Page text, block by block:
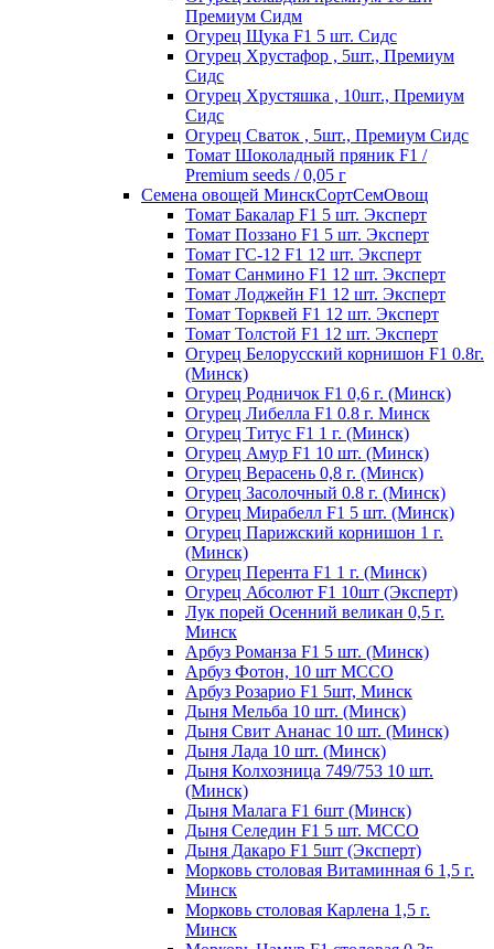
Премиум Сидм
Огурец Щука F1 5 шт. Сидс
Огурец Хрустафор , 5шт., Премиум
Сидс
Огурец Хрустяшка , 10шт., Премиум
Сидс
Огурец Сваток , 5шт., Премиум Сидс
Томат Шоколадный пряник F1 /
Premium seeds / 0,05 г
Семена овощей МинскСортСемОвощ
Томат Бакалар F1 5 шт. Эксперт
Томат Поззано F1 5 шт. Эксперт
Томат ГС-12 F1 12 шт. Эксперт
Томат Санмино F1 12 шт. Эксперт
Томат Лоджейн F1 12 шт. Эксперт
Томат Торквей F1 12 шт. Эксперт
Томат Толстой F1 12 шт. Эксперт
Огурец Белорусский корнишон F1 0.8г.
(Минск)
Огурец Родничок F1 0,6 г. (Минск)
Огурец Либелла F1 0.8 г. Минск
Огурец Титус F1 1 г. (Минск)
Огурец Амур F1 10 шт. (Минск)
Огурец Верасень 0,8 г. (Минск)
Огурец Засолочный 0.8 г. (Минск)
Огурец Мирабелл F1 5 шт. (Минск)
Огурец Парижский корнишон 1 г.
(Минск)
Огурец Перента F1 1 г. (Минск)
Огурец Абсолют F1 10шт (Эксперт)
Лук порей Осенний великан 0,5 г.
Минск
Арбуз Романза F1 5 шт. (Минск)
Арбуз Фотон, 10 шт МССО
Арбуз Розарио F1 5шт, Минск
Дыня Мельба 10 шт. (Минск)
Дыня Свит Ананас 10 шт. (Минск)
Дыня Лада 10 шт. (Минск)
Дыня Колхозница 749/753 10 шт.
(Минск)
Дыня Малага F1 6шт (Минск)
Дыня Селедин F1 5 шт. МССО
Дыня Дакаро F1 5шт (Эксперт)
Морковь столовая Витаминная 6 1,5 г.
Минск
Морковь столовая Карлена 1,5 г.
Минск